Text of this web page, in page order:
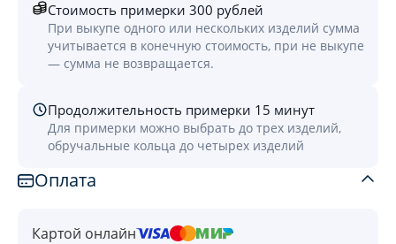
Стоимость примерки 300 рублей
При выкупе одного или нескольких изделий сумма
учитывается в конечную стоимость, при не выкупе
— сумма не возвращается.
Продолжительность примерки 15 минут
Для примерки можно выбрать до трех изделий,
обручальные кольца до четырех изделий
Оплата
Картой онлайн